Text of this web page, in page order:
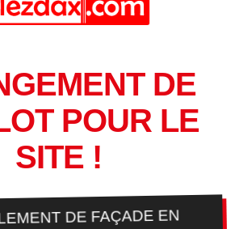
DE
POUR LE
SITE !
DE FAÇADE EN